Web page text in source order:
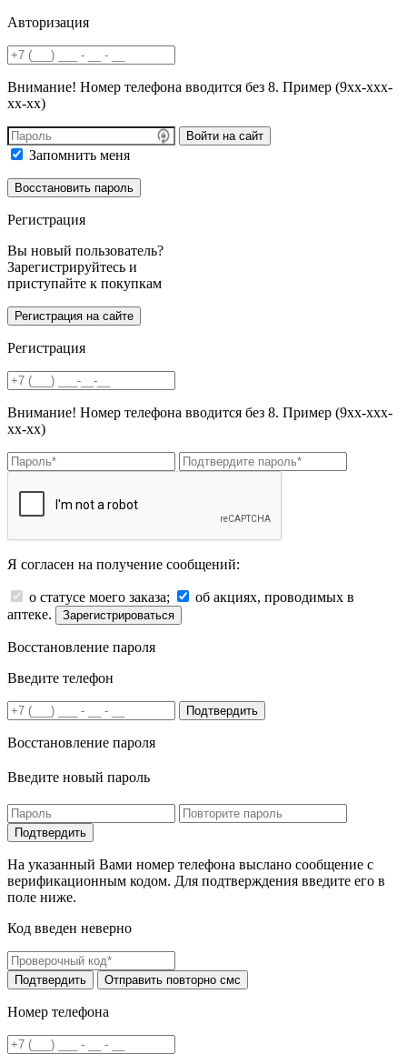
Авторизация
Внимание! Номер телефона вводится без 8. Пример (9хх-ххх-
хх-хх)
Войти на сайт
Запомнить меня
Регистрация
Вы новый пользователь?
Зарегистрируйтесь и
приступайте к покупкам
Регистрация
Внимание! Номер телефона вводится без 8. Пример (9хх-ххх-
хх-хх)
Я согласен на получение сообщений:
о статусе моего заказа;
об акциях, проводимых в
аптеке.
Зарегистрироваться
Восстановление пароля
Введите телефон
Подтвердить
Восстановление пароля
Введите новый пароль
На указанный Вами номер телефона выслано сообщение с
верификационным кодом. Для подтверждения введите его в
поле ниже.
Код введен неверно
Номер телефона